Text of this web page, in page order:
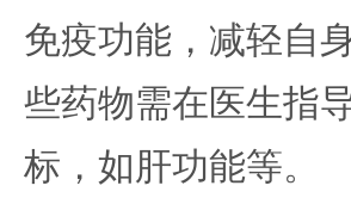
免疫功能，减轻自
些药物需在医生指
标，如肝功能等。